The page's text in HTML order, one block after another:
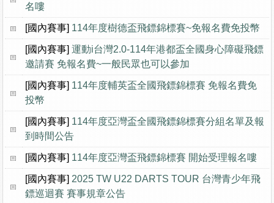
名嘍
[國內賽事] 114年度樹德盃飛鏢錦標賽~免報名費免投幣
[國內賽事] 運動i台灣2.0-114年港都盃全國身心障礙飛鏢
邀請賽 免報名費~一般民眾也可以參加
[國內賽事] 114年度輔英盃全國飛鏢錦標賽 免報名費免
投幣
[國內賽事] 114年度亞灣盃全國飛鏢錦標賽分組名單及報
到時間公告
[國內賽事] 114年度亞灣盃飛鏢錦標賽 開始受理報名嘍
[國內賽事] 2025 TW U22 DARTS TOUR 台灣青少年飛
鏢巡迴賽 賽事規章公告